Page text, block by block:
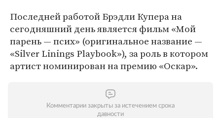
Последней работой Брэдли Купера на
сегодняшний день является фильм «Мой
парень — псих» (оригинальное название —
«Silver Linings Playbook»), за роль в котором
артист номинирован на премию «Оскар».
Комментарии закрыты за истечением срока
давности